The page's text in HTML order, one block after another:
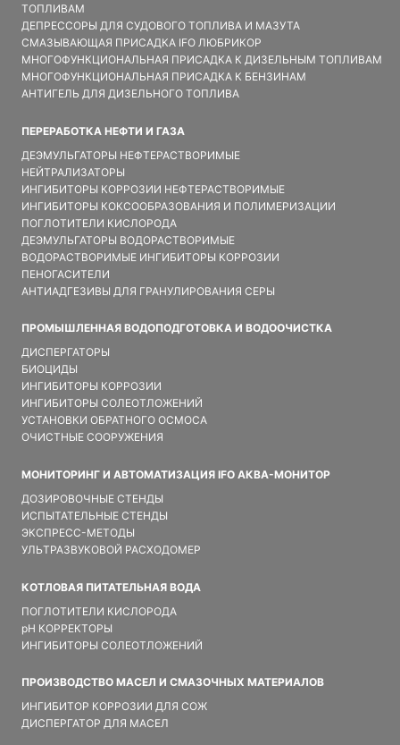
ТОПЛИВАМ
ДЕПРЕССОРЫ ДЛЯ СУДОВОГО ТОПЛИВА И МАЗУТА
СМАЗЫВАЮЩАЯ ПРИСАДКА IFO ЛЮБРИКОР
МНОГОФУНКЦИОНАЛЬНАЯ ПРИСАДКА К ДИЗЕЛЬНЫМ ТОПЛИВАМ
МНОГОФУНКЦИОНАЛЬНАЯ ПРИСАДКА К БЕНЗИНАМ
АНТИГЕЛЬ ДЛЯ ДИЗЕЛЬНОГО ТОПЛИВА
ПЕРЕРАБОТКА НЕФТИ И ГАЗА
ДЕЭМУЛЬГАТОРЫ НЕФТЕРАСТВОРИМЫЕ
НЕЙТРАЛИЗАТОРЫ
ИНГИБИТОРЫ КОРРОЗИИ НЕФТЕРАСТВОРИМЫЕ
ИНГИБИТОРЫ КОКСООБРАЗОВАНИЯ И ПОЛИМЕРИЗАЦИИ
ПОГЛОТИТЕЛИ КИСЛОРОДА
ДЕЭМУЛЬГАТОРЫ ВОДОРАСТВОРИМЫЕ
ВОДОРАСТВОРИМЫЕ ИНГИБИТОРЫ КОРРОЗИИ
ПЕНОГАСИТЕЛИ
АНТИАДГЕЗИВЫ ДЛЯ ГРАНУЛИРОВАНИЯ СЕРЫ
ПРОМЫШЛЕННАЯ ВОДОПОДГОТОВКА И ВОДООЧИСТКА
ДИСПЕРГАТОРЫ
БИОЦИДЫ
ИНГИБИТОРЫ КОРРОЗИИ
ИНГИБИТОРЫ СОЛЕОТЛОЖЕНИЙ
УСТАНОВКИ ОБРАТНОГО ОСМОСА
ОЧИСТНЫЕ СООРУЖЕНИЯ
МОНИТОРИНГ И АВТОМАТИЗАЦИЯ IFO АКВА-МОНИТОР
ДОЗИРОВОЧНЫЕ СТЕНДЫ
ИСПЫТАТЕЛЬНЫЕ СТЕНДЫ
ЭКСПРЕСС-МЕТОДЫ
УЛЬТРАЗВУКОВОЙ РАСХОДОМЕР
КОТЛОВАЯ ПИТАТЕЛЬНАЯ ВОДА
ПОГЛОТИТЕЛИ КИСЛОРОДА
pH КОРРЕКТОРЫ
ИНГИБИТОРЫ СОЛЕОТЛОЖЕНИЙ
ПРОИЗВОДСТВО МАСЕЛ И СМАЗОЧНЫХ МАТЕРИАЛОВ
ИНГИБИТОР КОРРОЗИИ ДЛЯ СОЖ
ДИСПЕРГАТОР ДЛЯ МАСЕЛ